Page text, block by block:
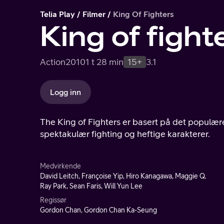
Telia Play Filmer King Of Fighters
King of
Action20101 t 28 min 15+ 3.1
Logg inn
The King of Fighters er basert på det
spektakulær fighting og heftige karakterer.
Medvirkende
David Leitch, Françoise Yip, Hiro Kanagawa, Maggie Q,
Ray Park, Sean Faris, Will Yun Lee
Regissør
Gordon Chan, Gordon Chan Ka-Seung